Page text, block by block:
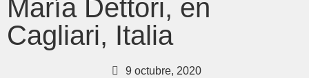
María Dettori, en
Cagliari, Italia
9 octubre, 2020